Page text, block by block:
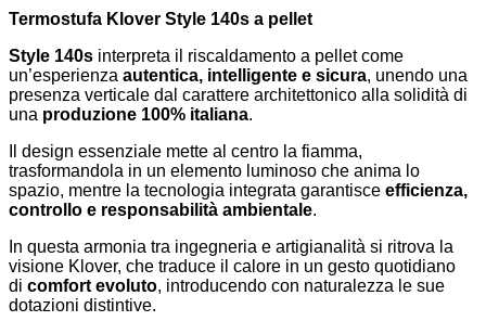
Termostufa Klover Style 140s a pellet
Style 140s interpreta il riscaldamento a pellet come
un’esperienza autentica, intelligente e sicura, unendo una
presenza verticale dal carattere architettonico alla solidità di
una produzione 100% italiana.
Il design essenziale mette al centro la fiamma,
trasformandola in un elemento luminoso che anima lo
spazio, mentre la tecnologia integrata garantisce efficienza,
controllo e responsabilità ambientale.
In questa armonia tra ingegneria e artigianalità si ritrova la
visione Klover, che traduce il calore in un gesto quotidiano
di comfort evoluto, introducendo con naturalezza le sue
dotazioni distintive.